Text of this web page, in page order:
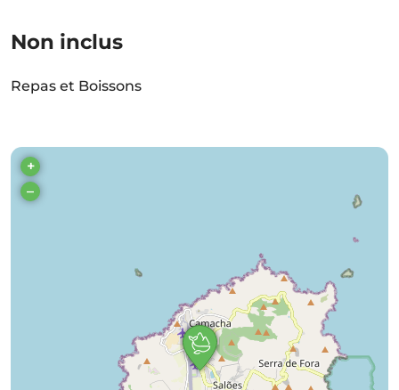
Non inclus
Repas et Boissons
+
–